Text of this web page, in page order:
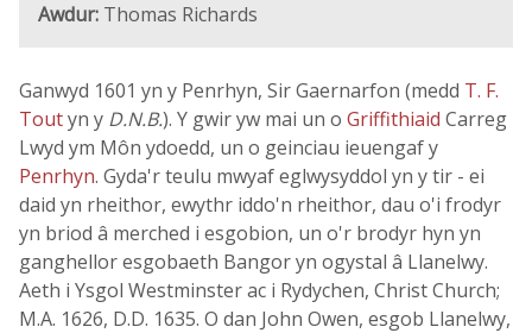
Awdur: Thomas Richards
Ganwyd 1601 yn y Penrhyn, Sir Gaernarfon (medd T. F.
Toutyn y D.N.B.). Y gwir yw mai un o Griffithiaid Carreg
Lwyd ym Môn ydoedd, un o geinciau ieuengaf y
Penrhyn. Gyda'r teulu mwyaf eglwysyddol yn y tir - ei
daid yn rheithor, ewythr iddo'n rheithor, dau o'i frodyr
yn briod â merched i esgobion, un o'r brodyr hyn yn
ganghellor esgobaeth Bangor yn ogystal â Llanelwy.
Aeth i Ysgol Westminster ac i Rydychen, Christ Church;
M.A. 1626, D.D. 1635. O dan John Owen, esgob Llanelwy,